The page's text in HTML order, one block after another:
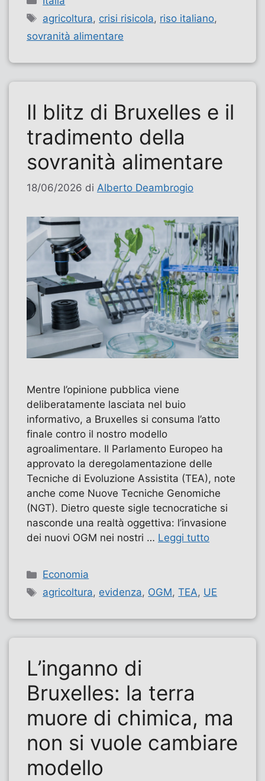
Tag
agricoltura, crisi risicola, riso italiano,
sovranità alimentare
Il blitz di Bruxelles e il
tradimento della
sovranità alimentare
18/06/2026 di Alberto Deambrogio
Mentre l’opinione pubblica viene
deliberatamente lasciata nel buio
informativo, a Bruxelles si consuma l’atto
finale contro il nostro modello
agroalimentare. Il Parlamento Europeo ha
approvato la deregolamentazione delle
Tecniche di Evoluzione Assistita (TEA), note
anche come Nuove Tecniche Genomiche
(NGT). Dietro queste sigle tecnocratiche si
nasconde una realtà oggettiva: l’invasione
dei nuovi OGM nei nostri … Leggi tutto
Categorie
Economia
Tag
agricoltura, evidenza, OGM,TEA, UE
L’inganno di
Bruxelles: la terra
muore di chimica, ma
non si vuole cambiare
modello